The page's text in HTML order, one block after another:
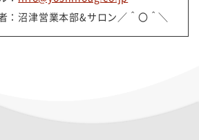
：沼津営業本部&サロン／＾〇＾＼